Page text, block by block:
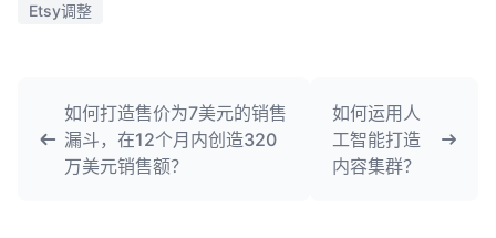
Etsy调整
如何打造售价为7美元的销售
漏斗，在12个月内创造320
万美元销售额？
如何运用人
工智能打造
内容集群？